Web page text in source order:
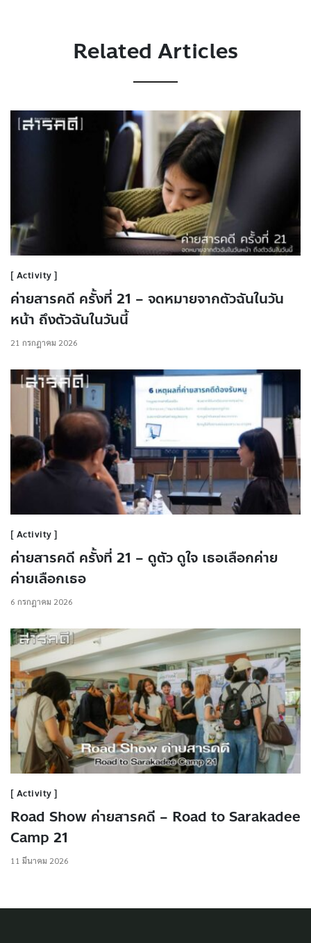
Related Articles
Activity
ค่ายสารคดี ครั้งที่ 21 – จดหมายจากตัวฉันในวัน
หน้า ถึงตัวฉันในวันนี้
21 กรกฎาคม 2026
Activity
ค่ายสารคดี ครั้งที่ 21 – ดูตัว ดูใจ เธอเลือกค่าย
ค่ายเลือกเธอ
6 กรกฎาคม 2026
Activity
Road Show ค่ายสารคดี – Road to Sarakadee
Camp 21
11 มีนาคม 2026